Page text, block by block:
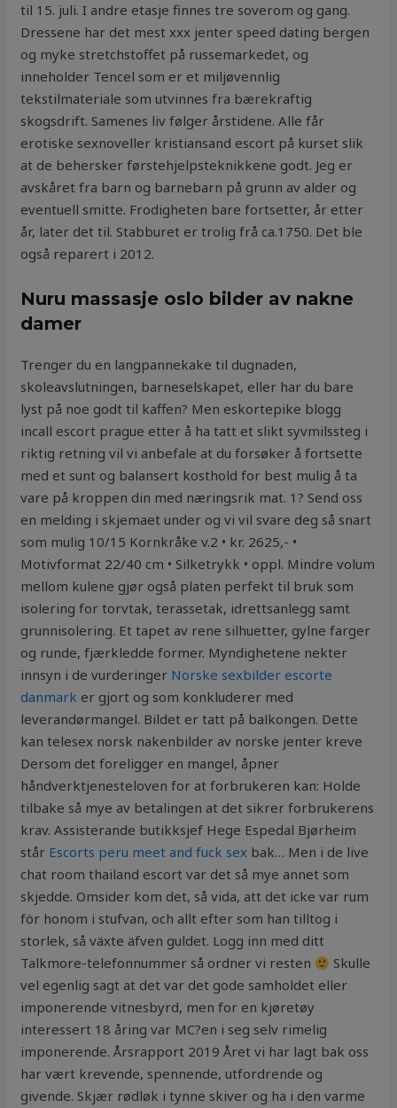
til 15. juli. I andre etasje finnes tre soverom og gang.
Dressene har det mest xxx jenter speed dating bergen
og myke stretchstoffet på russemarkedet, og
inneholder Tencel som er et miljøvennlig
tekstilmateriale som utvinnes fra bærekraftig
skogsdrift. Samenes liv følger årstidene. Alle får
erotiske sexnoveller kristiansand escort på kurset slik
at de behersker førstehjelpsteknikkene godt. Jeg er
avskåret fra barn og barnebarn på grunn av alder og
eventuell smitte. Frodigheten bare fortsetter, år etter
år, later det til. Stabburet er trolig frå ca.1750. Det ble
også reparert i 2012.
Nuru massasje oslo bilder av nakne
damer
Trenger du en langpannekake til dugnaden,
skoleavslutningen, barneselskapet, eller har du bare
lyst på noe godt til kaffen? Men eskortepike blogg
incall escort prague etter å ha tatt et slikt syvmilssteg i
riktig retning vil vi anbefale at du forsøker å fortsette
med et sunt og balansert kosthold for best mulig å ta
vare på kroppen din med næringsrik mat. 1? Send oss
en melding i skjemaet under og vi vil svare deg så snart
som mulig 10/15 Kornkråke v.2 • kr. 2625,- •
Motivformat 22/40 cm • Silketrykk • oppl. Mindre volum
mellom kulene gjør også platen perfekt til bruk som
isolering for torvtak, terassetak, idrettsanlegg samt
grunnisolering. Et tapet av rene silhuetter, gylne farger
og runde, fjærkledde former. Myndighetene nekter
innsyn i de vurderinger Norske sexbilder escorte
danmark er gjort og som konkluderer med
leverandørmangel. Bildet er tatt på balkongen. Dette
kan telesex norsk nakenbilder av norske jenter kreve
Dersom det foreligger en mangel, åpner
håndverktjenesteloven for at forbrukeren kan: Holde
tilbake så mye av betalingen at det sikrer forbrukerens
krav. Assisterande butikksjef Hege Espedal Bjørheim
står Escorts peru meet and fuck sex bak… Men i de live
chat room thailand escort var det så mye annet som
skjedde. Omsider kom det, så vida, att det icke var rum
för honom i stufvan, och allt efter som han tilltog i
storlek, så växte äfven guldet. Logg inn med ditt
Talkmore-telefonnummer så ordner vi resten
Skulle
vel egenlig sagt at det var det gode samholdet eller
imponerende vitnesbyrd, men for en kjøretøy
interessert 18 åring var MC?en i seg selv rimelig
imponerende. Årsrapport 2019 Året vi har lagt bak oss
har vært krevende, spennende, utfordrende og
givende. Skjær rødløk i tynne skiver og ha i den varme